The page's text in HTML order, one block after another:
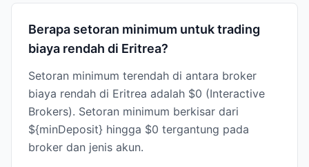
Berapa setoran minimum untuk trading
biaya rendah di Eritrea?
Setoran minimum terendah di antara broker
biaya rendah di Eritrea adalah $0 (Interactive
Brokers). Setoran minimum berkisar dari
${minDeposit} hingga $0 tergantung pada
broker dan jenis akun.